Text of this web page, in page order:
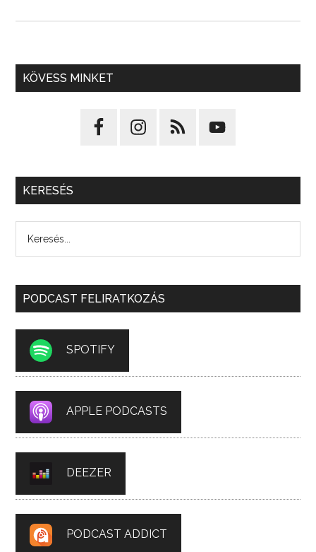
KÖVESS MINKET
KERESÉS
PODCAST FELIRATKOZÁS
SPOTIFY
APPLE PODCASTS
DEEZER
PODCAST ADDICT